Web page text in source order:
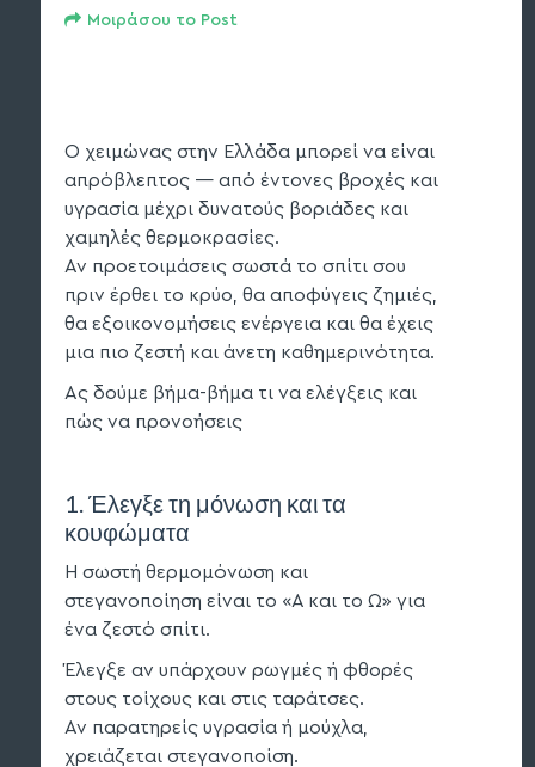
Μοιράσου το Post
Ο χειμώνας στην Ελλάδα μπορεί να είναι
απρόβλεπτος — από έντονες βροχές και
υγρασία μέχρι δυνατούς βοριάδες και
χαμηλές θερμοκρασίες.
Αν προετοιμάσεις σωστά το σπίτι σου
πριν έρθει το κρύο, θα αποφύγεις ζημιές,
θα εξοικονομήσεις ενέργεια και θα έχεις
μια πιο ζεστή και άνετη καθημερινότητα.
Ας δούμε βήμα-βήμα τι να ελέγξεις και
πώς να προνοήσεις
1. Έλεγξε τη μόνωση και τα
κουφώματα
Η σωστή θερμομόνωση και
στεγανοποίηση είναι το «Α και το Ω» για
ένα ζεστό σπίτι.
Έλεγξε αν υπάρχουν ρωγμές ή φθορές
στους τοίχους και στις ταράτσες.
Αν παρατηρείς υγρασία ή μούχλα,
χρειάζεται στεγανοποίση.